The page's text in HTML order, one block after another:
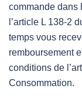
commande dans
l’article L 138-2
temps vous
remboursement
conditions de
Consommation.